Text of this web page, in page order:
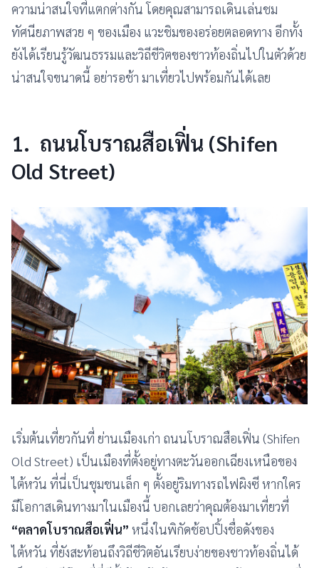
ความน่าสนใจที่แตกต่างกัน โดยคุณสามารถเดินเล่นชม
ทัศนียภาพสวย ๆ ของเมือง แวะชิมของอร่อยตลอดทาง อีกทั้ง
ยังได้เรียนรู้วัฒนธรรมและวิถีชีวิตของชาวท้องถิ่นไปในตัวด้วย
น่าสนใจขนาดนี้ อย่ารอช้า มาเที่ยวไปพร้อมกันได้เลย
1. ถนนโบราณสือเฟิ่น (Shifen
Old Street)
เริ่มต้นเที่ยวกันที่ ย่านเมืองเก่า ถนนโบราณสือเฟิ่น (Shifen
Old Street) เป็นเมืองที่ตั้งอยู่ทางตะวันออกเฉียงเหนือของ
ไต้หวัน ที่นี่เป็นชุมชนเล็ก ๆ ตั้งอยู่ริมทางรถไฟผิงซี หากใคร
มีโอกาสเดินทางมาในเมืองนี้ บอกเลยว่าคุณต้องมาเที่ยวที่
“ตลาดโบราณสือเฟิ่น” หนึ่งในพิกัดช้อปปิ้งชื่อดังของ
ไต้หวัน ที่ยังสะท้อนถึงวิถีชีวิตอันเรียบง่ายของชาวท้องถิ่นได้